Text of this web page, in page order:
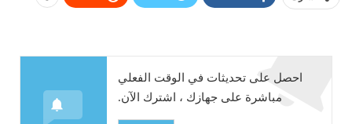
احصل على تحديثات في الوقت الفعلي
مباشرة على جهازك ، اشترك الآن.